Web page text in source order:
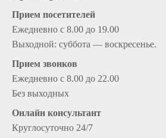
Прием посетителей
Ежедневно с 8.00 до 19.00
Выходной: суббота — воскресенье.
Прием звонков
Ежедневно с 8.00 до 22.00
Без выходных
Онлайн консультант
Круглосуточно 24/7